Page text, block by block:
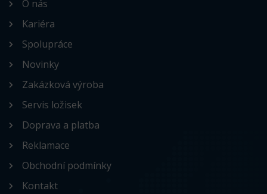
O nás
Kariéra
Spolupráce
Novinky
Zakázková výroba
Servis ložisek
Doprava a platba
Reklamace
Obchodní podmínky
Kontakt